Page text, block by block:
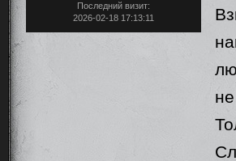
Последний визит:
2026-02-18 17:13:11